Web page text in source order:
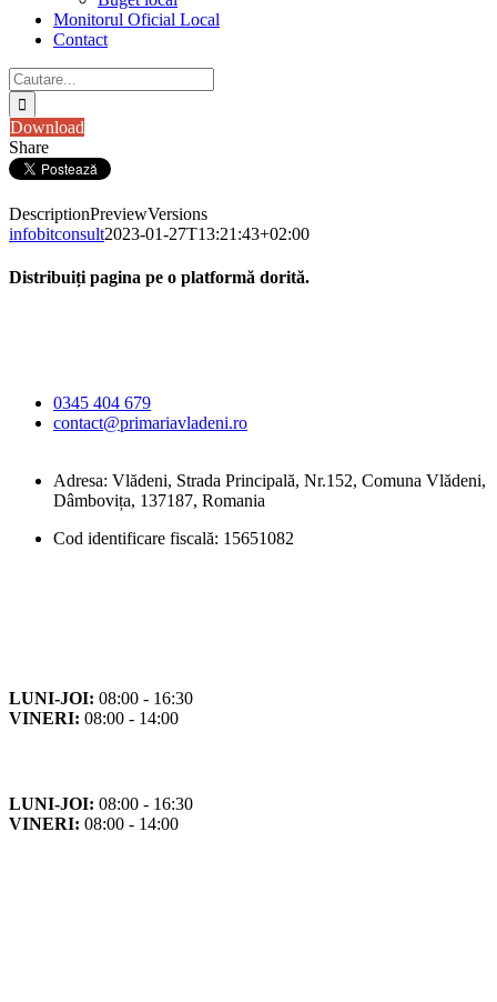
Monitorul Oficial Local
Contact
Cautare...
Download
Share
DescriptionPreviewVersions
infobitconsult2023-01-27T13:21:43+02:00
Distribuiți pagina pe o platformă dorită.
0345 404 679
contact@primariavladeni.ro
Adresa: Vlădeni, Strada Principală, Nr.152, Comuna Vlădeni,
Dâmbovița, 137187, Romania
Cod identificare fiscală: 15651082
LUNI-JOI: 08:00 - 16:30
VINERI: 08:00 - 14:00
LUNI-JOI: 08:00 - 16:30
VINERI: 08:00 - 14:00